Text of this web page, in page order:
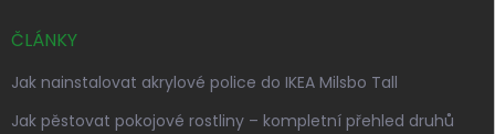
ČLÁNKY
Jak nainstalovat akrylové police do IKEA Milsbo Tall
Jak pěstovat pokojové rostliny – kompletní přehled druhů